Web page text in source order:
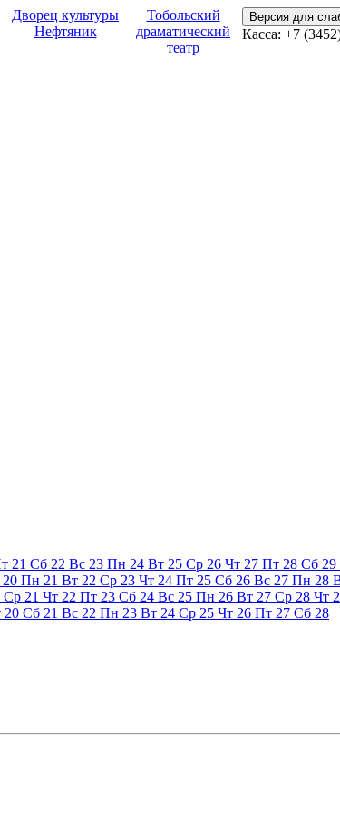
Дворец культуры
Нефтяник
Тобольский
драматический
театр
Версия для
Касса: +7
21 Сб 22 Вс 23 Пн 24 Вт 25 Ср 26 Чт 27 Пт 28 Сб 29
20 Пн 21 Вт 22 Ср 23 Чт 24 Пт 25 Сб 26 Вс 27 Пн 28
Ср 21 Чт 22 Пт 23 Сб 24 Вс 25 Пн 26 Вт 27 Ср 28 Чт
20 Сб 21 Вс 22 Пн 23 Вт 24 Ср 25 Чт 26 Пт 27 Сб 28